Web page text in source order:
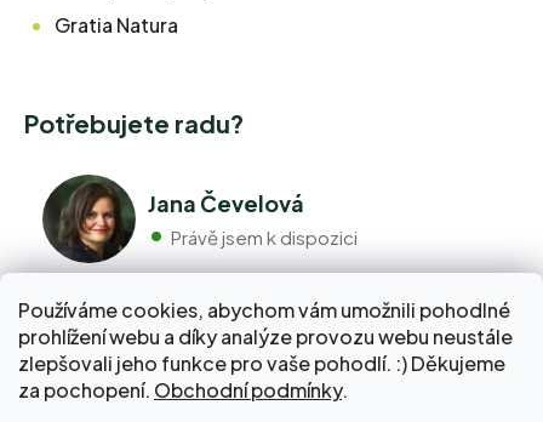
Používáme cookies, abychom vám umožnili pohodlné
prohlížení webu a díky analýze provozu webu neustále
zlepšovali jeho funkce pro vaše pohodlí. :) Děkujeme
za pochopení. Obchodní podmínky.
Gratia Natura
Potřebujete radu?
Jana Čevelová
Právě jsem k dispozici
+420 776 298 517
Volejte pondělí - pátek 9:00 až 17:00
info@pravebio.cz
Napište nám kdykoli, snažíme se vždy odpovědět do 24